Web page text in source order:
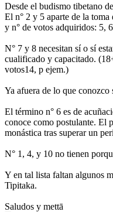
Desde el budismo tibetano
El n° 2 y 5 aparte de la
y n° de votos adquiridos: 5,
N° 7 y 8 necesitan sí o sí
cualificado y capacitado.
votos14, p ejem.)
Ya afuera de lo que
El término n° 6 es de
conoce como postulante. El
monástica tras superar un
N° 1, 4, y 10 no tienen
Y en tal lista faltan algunos
Tipitaka.
Saludos y mettā